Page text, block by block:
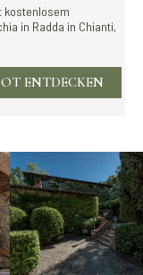
in Radda in Chianti,
ENTDECKEN